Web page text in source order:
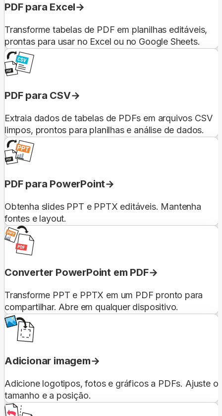
PDF para Excel
Transforme tabelas de PDF em planilhas editáveis,
prontas para usar no Excel ou no Google Sheets.
PDF para CSV
Extraia dados de tabelas de PDFs em arquivos CSV
limpos, prontos para planilhas e análise de dados.
PDF para PowerPoint
Obtenha slides PPT e PPTX editáveis. Mantenha
fontes e layout.
Converter PowerPoint em PDF
Transforme PPT e PPTX em um PDF pronto para
compartilhar. Abre em qualquer dispositivo.
Adicionar imagem
Adicione logotipos, fotos e gráficos a PDFs. Ajuste o
tamanho e a posição.